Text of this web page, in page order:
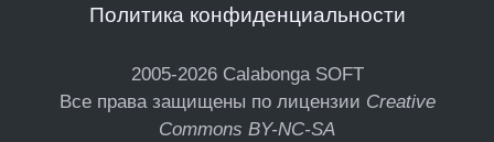
Политика конфиденциальности
2005-2026 Calabonga SOFT
Все права защищены по лицензии Creative
Commons BY-NC-SA